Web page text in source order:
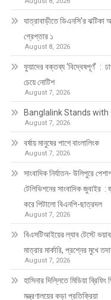
যাত্রাবাড়ীতে ডিএনসি’র
গ্রেপ্তার ১
August 8, 2026
ফুয়াদের বক্তব্য ‘বিদ্বেষপূর্ণ’ :
চেয়ে নোটিশ
August 7, 2026
Banglalink Stands
August 7, 2026
বর্ষায় মানুষের পাশে বাংলালিংক
August 7, 2026
সাংবাদিক নির্যাতন- উলিপুরে
টেলিভিশনের সাংবাদিক জুবাইর
করে পিটালো বিএনপি-ছাত্রদল
August 7, 2026
বিএসটিআইয়ের ল্যাব টেস্টে
মাত্রার মার্কারি, প্রশ্নের মুখে
August 7, 2026
হাসিনার দিল্লিতে মিডিয়া
মন্ত্রণালয়ের কড়া প্রতিক্রিয়া